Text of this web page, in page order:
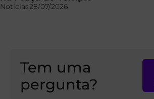
Notícias28/07/2026
Tem uma
pergunta?